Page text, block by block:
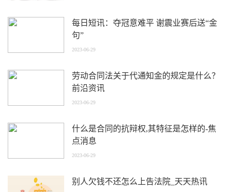
每日短讯：夺冠意难平 谢震业赛后送“金
句”
2023-06-29
劳动合同法关于代通知金的规定是什么？
前沿资讯
2023-06-29
什么是合同的抗辩权,其特征是怎样的-焦
点消息
2023-06-29
别人欠钱不还怎么上告法院_天天热讯